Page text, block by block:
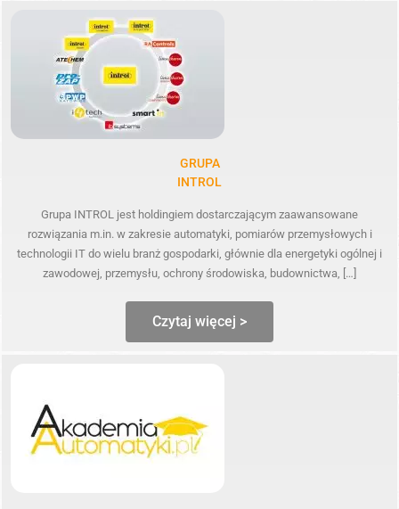
GRUPA
INTROL
Grupa INTROL jest holdingiem dostarczającym zaawansowane
rozwiązania m.in. w zakresie automatyki, pomiarów przemysłowych i
technologii IT do wielu branż gospodarki, głównie dla energetyki ogólnej i
zawodowej, przemysłu, ochrony środowiska, budownictwa, […]
Czytaj więcej >